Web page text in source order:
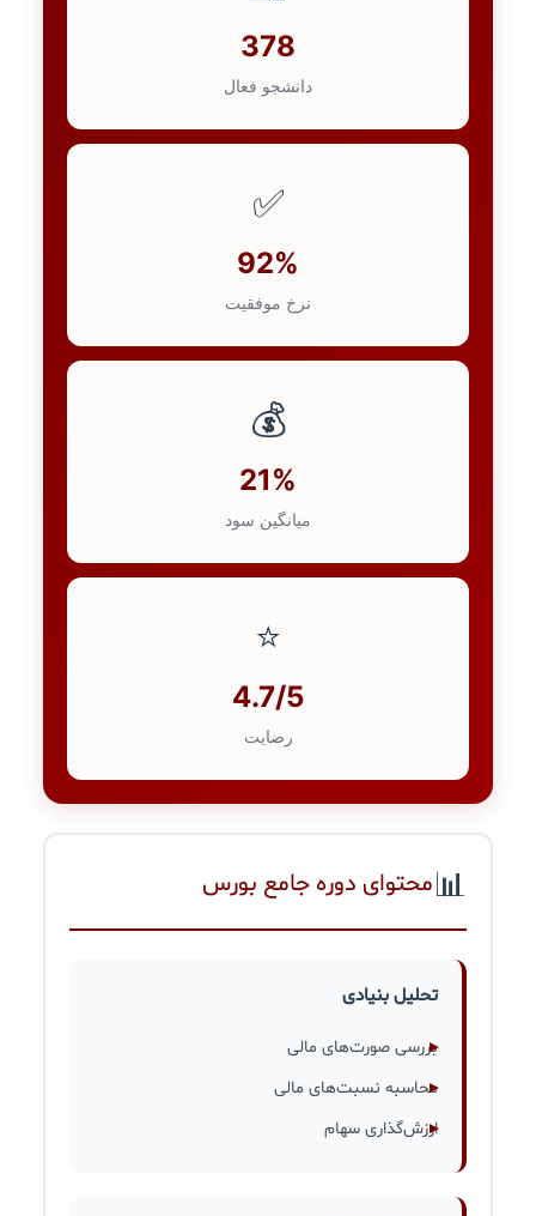
378
دانشجو فعال
✅
92%
نرخ موفقیت
💰
21%
میانگین سود
⭐
4.7/5
رضایت
📊محتوای دوره جامع بورس
تحلیل بنیادی
بررسی صورت‌های مالی
محاسبه نسبت‌های مالی
ارزش‌گذاری سهام